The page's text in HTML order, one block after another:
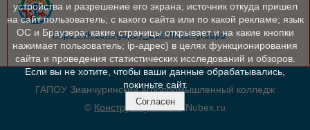
https://vk.com/gapoy_zak?from=groups
ГАПОУ Зианчуринский агропромышленный колледж
© Конструктор сайтов Nubex.ru
устройства и разрешение его экрана; источник откуда пришел
на сайт пользователь; с какого сайта или по какой рекламе; язык
ОС и Браузера; какие страницы открывает и на какие кнопки
нажимает пользователь; ip-адрес) в целях функционирования
сайта и проведения статистических исследований и обзоров.
Если вы не хотите, чтобы ваши данные обрабатывались,
покиньте сайт.
Согласен